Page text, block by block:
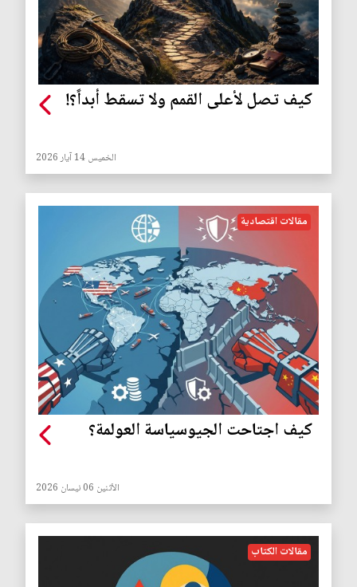
كيف تصل لأعلى القمم ولا تسقط أبداً؟!
الخميس 14 آيار 2026
مقالات اقتصادية
كيف اجتاحت الجيوسياسة العولمة؟
الأثنين 06 نيسان 2026
مقالات الكتاب